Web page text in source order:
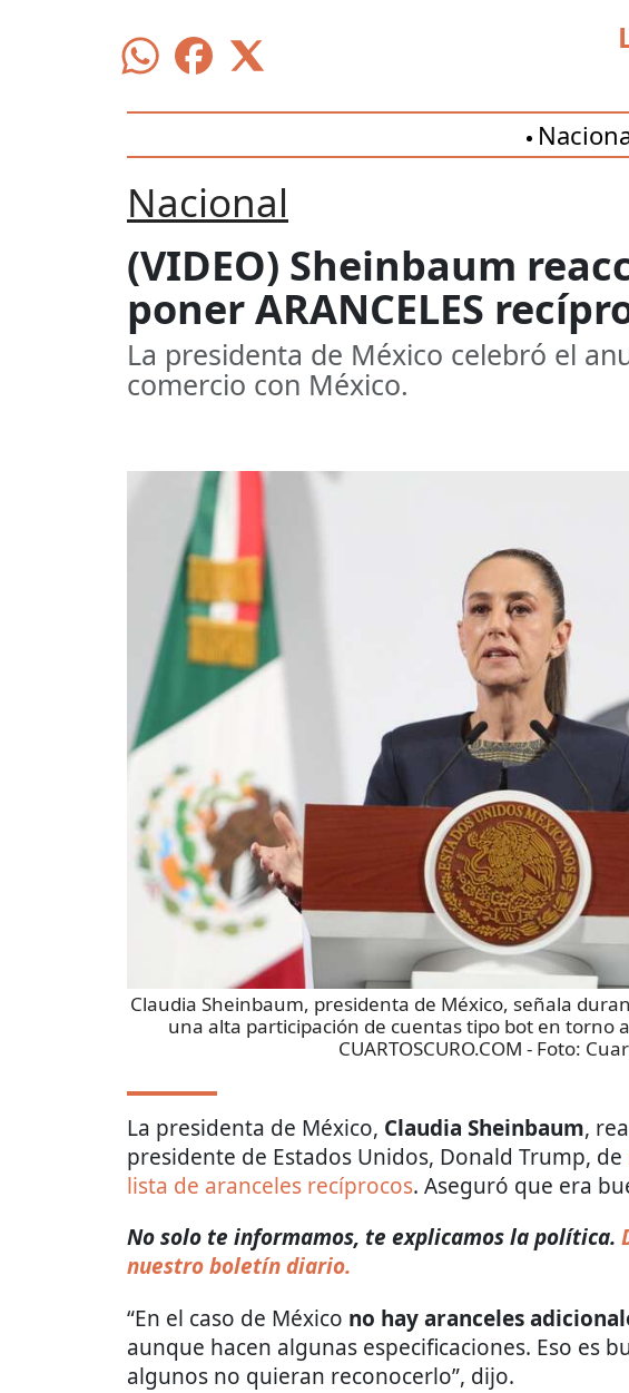
Nacional
(VIDEO) Sheinbaum
poner ARANCELES
La presidenta de México celebró el
comercio con México.
Claudia Sheinbaum, presidenta de México, señala
una alta participación de cuentas tipo bot en torno
CUARTOSCURO.COM - Foto:
La presidenta de México, Claudia Sheinbaum,
presidente de Estados Unidos, Donald Trump, de
lista de aranceles recíprocos. Aseguró que era
No solo te informamos, te explicamos la política.
nuestro boletín diario.
“En el caso de México no hay aranceles
aunque hacen algunas especificaciones. Eso es
algunos no quieran reconocerlo”, dijo.